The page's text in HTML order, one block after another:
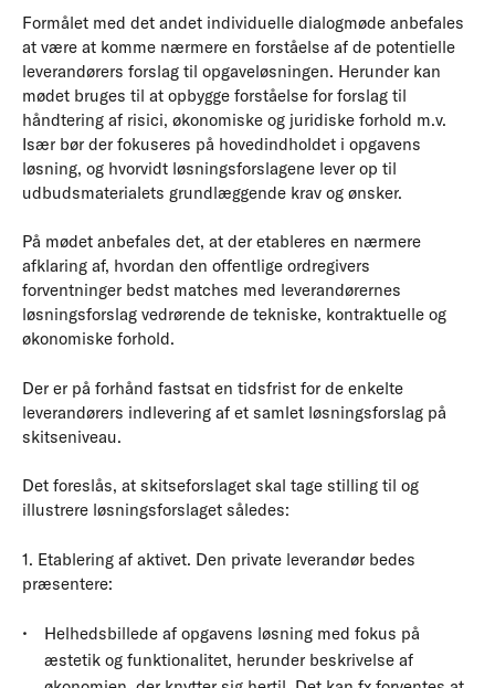
Formålet med det andet individuelle dialogmøde anbefales
at være at komme nærmere en forståelse af de potentielle
leverandørers forslag til opgaveløsningen. Herunder kan
mødet bruges til at opbygge forståelse for forslag til
håndtering af risici, økonomiske og juridiske forhold m.v.
Især bør der fokuseres på hovedindholdet i opgavens
løsning, og hvorvidt løsningsforslagene lever op til
udbudsmaterialets grundlæggende krav og ønsker.
På mødet anbefales det, at der etableres en nærmere
afklaring af, hvordan den offentlige ordregivers
forventninger bedst matches med leverandørernes
løsningsforslag vedrørende de tekniske, kontraktuelle og
økonomiske forhold.
Der er på forhånd fastsat en tidsfrist for de enkelte
leverandørers indlevering af et samlet løsningsforslag på
skitseniveau.
Det foreslås, at skitseforslaget skal tage stilling til og
illustrere løsningsforslaget således:
1. Etablering af aktivet. Den private leverandør bedes
præsentere:
Helhedsbillede af opgavens løsning med fokus på
æstetik og funktionalitet, herunder beskrivelse af